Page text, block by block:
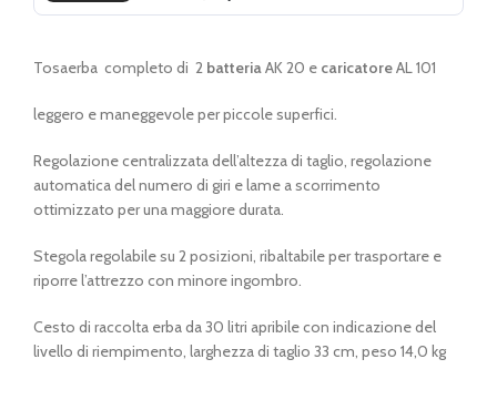
€ 489,00.€ 469,00.
Tosaerba completo di 2 batteria AK 20 e caricatoreAL 101
leggero e maneggevole per piccole superfici.
Regolazione centralizzata dell’altezza di taglio, regolazione
automatica del numero di giri e lame a scorrimento
ottimizzato per una maggiore durata.
Stegola regolabile su 2 posizioni, ribaltabile per trasportare e
riporre l’attrezzo con minore ingombro.
Cesto di raccolta erba da 30 litri apribile con indicazione del
livello di riempimento, larghezza di taglio 33 cm, peso 14,0 kg